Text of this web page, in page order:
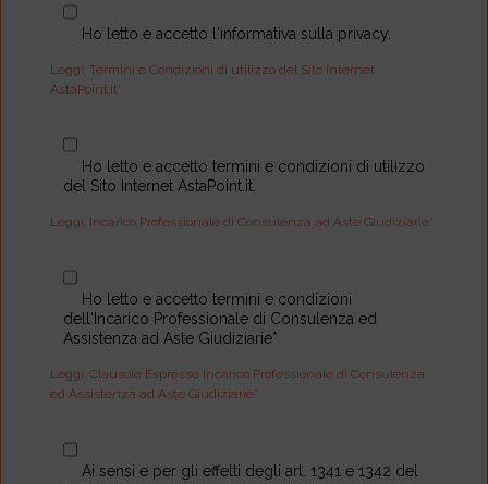
Ho letto e accetto l'informativa sulla privacy.
Leggi: Termini e Condizioni di utilizzo del Sito Internet
AstaPoint.it*
Ho letto e accetto termini e condizioni di utilizzo
del Sito Internet AstaPoint.it.
Leggi: Incarico Professionale di Consulenza ad Aste Giudiziarie*
Ho letto e accetto termini e condizioni
dell'Incarico Professionale di Consulenza ed
Assistenza ad Aste Giudiziarie*
Leggi: Clausole Espresse Incarico Professionale di Consulenza
ed Assistenza ad Aste Giudiziarie*
Ai sensi e per gli effetti degli art. 1341 e 1342 del